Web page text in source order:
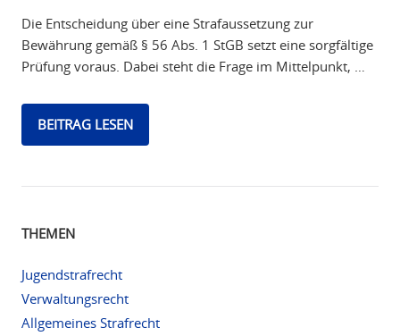
Die Entscheidung über eine Strafaussetzung zur
Bewährung gemäß § 56 Abs. 1 StGB setzt eine sorgfältige
Prüfung voraus. Dabei steht die Frage im Mittelpunkt, …
BEITRAG LESEN
THEMEN
Jugendstrafrecht
Verwaltungsrecht
Allgemeines Strafrecht